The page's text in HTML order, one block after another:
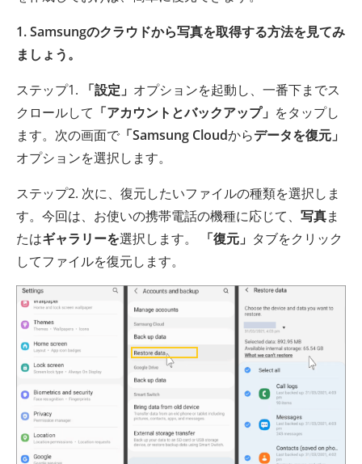
1. Samsungのクラウドから写真を取得する方法を見てみ
ましょう。
ステップ1.
「設定」 オプションを起動し、一番下までス
クロールして 「アカウントとバックアップ」 をタップし
ます。次の画面で 「Samsung Cloudからデータを復元」
オプションを選択します。
ステップ2. 次に、復元したいファイルの種類を選択しま
す。今回は、お使いの携帯電話の機種に応じて、 写真ま
たはギャラリーを選択します。 「復元」 タブをクリック
してファイルを復元します。